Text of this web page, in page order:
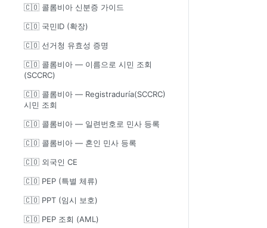
🇨🇴 콜롬비아 신분증 가이드
🇨🇴 국민ID (확장)
🇨🇴 선거청 유효성 증명
🇨🇴 콜롬비아 — 이름으로 시민 조회
(SCCRC)
🇨🇴 콜롬비아 — Registraduría(SCCRC)
시민 조회
🇨🇴 콜롬비아 — 일련번호로 민사 등록
🇨🇴 콜롬비아 — 혼인 민사 등록
🇨🇴 외국인 CE
🇨🇴 PEP (특별 체류)
🇨🇴 PPT (임시 보호)
🇨🇴 PEP 조회 (AML)